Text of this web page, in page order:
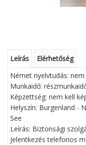
Leírás
Elérhetőség
Német nyelvtudás: nem
Munkaidő:
Képzettség: nem kell
Helyszín: Burgenland -
See
Leírás: Biztonsági
Jelentkezés telefonos